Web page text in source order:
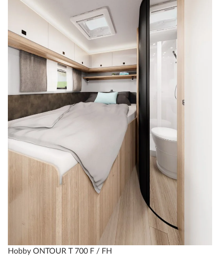
Hobby ONTOUR T 700 F / FH